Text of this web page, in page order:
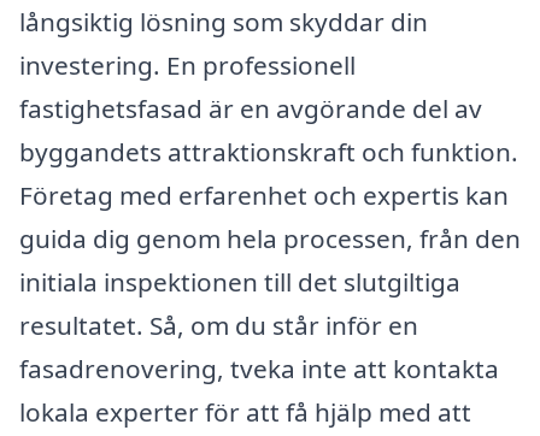
långsiktig lösning som skyddar din
investering. En professionell
fastighetsfasad är en avgörande del av
byggandets attraktionskraft och funktion.
Företag med erfarenhet och expertis kan
guida dig genom hela processen, från den
initiala inspektionen till det slutgiltiga
resultatet. Så, om du står inför en
fasadrenovering, tveka inte att kontakta
lokala experter för att få hjälp med att